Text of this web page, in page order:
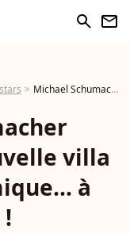
search newsletter
Michael Schumacher déménage : sa nouvelle villa au prix astronomique... à Majorque !
villa
à